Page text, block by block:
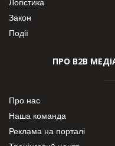
Логістика
Закон
Події
ПРО В2В
Про нас
Наша команда
Реклама на порталі